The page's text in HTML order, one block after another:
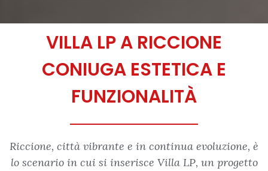
VILLA LP A RICCIONE
CONIUGA ESTETICA E
FUNZIONALITÀ
Riccione, città vibrante e in continua evoluzione, è
lo scenario in cui si inserisce Villa LP, un progetto